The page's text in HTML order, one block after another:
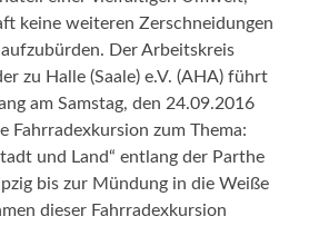
keine weiteren Zerschneidungen
Der Arbeitskreis
zu Halle (Saale) e.V. (AHA) führt
am Samstag, den 24.09.2016
Fahrradexkursion zum Thema:
und Land“ entlang der Parthe
bis zur Mündung in die Weiße
dieser Fahrradexkursion